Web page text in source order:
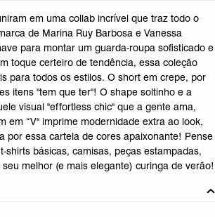
em uma collab incrível que traz todo o
de Marina Ruy Barbosa e Vanessa
para montar um guarda-roupa sofisticado e
toque certeiro de tendência, essa coleção
para todos os estilos. O short em crepe, por
itens "tem que ter"! O shape soltinho e a
visual "effortless chic" que a gente ama,
em “V" imprime modernidade extra ao look,
por essa cartela de cores apaixonante! Pense
shirts básicas, camisas, peças estampadas,
melhor (e mais elegante) curinga de verão!